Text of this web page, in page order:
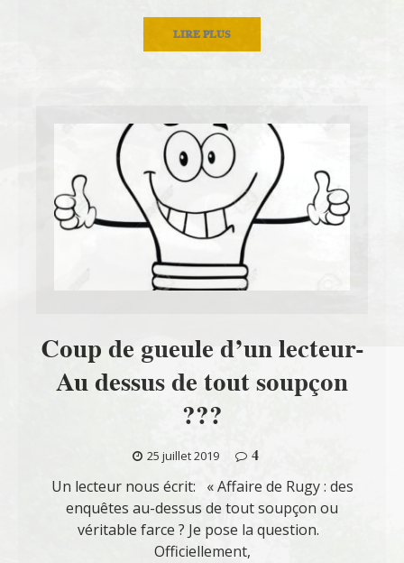
LIRE PLUS
Coup de gueule d’un lecteur-
Au dessus de tout soupçon
???
25 juillet 2019
4
Un lecteur nous écrit: « Affaire de Rugy : des
enquêtes au-dessus de tout soupçon ou
véritable farce ? Je pose la question.
Officiellement,